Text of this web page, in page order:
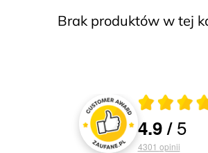
Filtruj
Brak produktów w tej
Oceny i
Średnia ocena
4.9/5
4301 opinii